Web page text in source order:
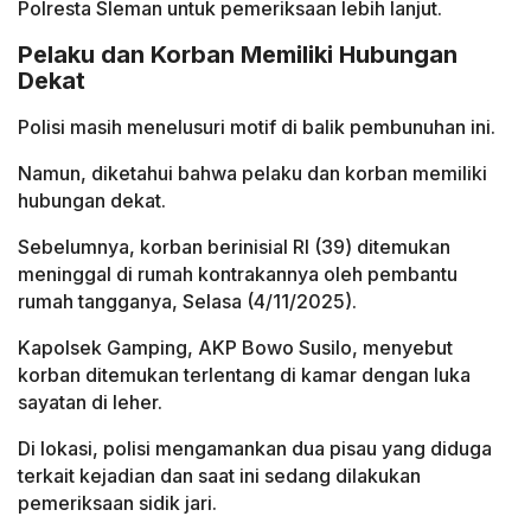
Polresta Sleman untuk pemeriksaan lebih lanjut.
Pelaku dan Korban Memiliki Hubungan
Dekat
Polisi masih menelusuri motif di balik pembunuhan ini.
Namun, diketahui bahwa pelaku dan korban memiliki
hubungan dekat.
Sebelumnya, korban berinisial RI (39) ditemukan
meninggal di rumah kontrakannya oleh pembantu
rumah tangganya, Selasa (4/11/2025).
Kapolsek Gamping, AKP Bowo Susilo, menyebut
korban ditemukan terlentang di kamar dengan luka
sayatan di leher.
Di lokasi, polisi mengamankan dua pisau yang diduga
terkait kejadian dan saat ini sedang dilakukan
pemeriksaan sidik jari.